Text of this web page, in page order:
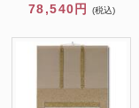
78,540円
(税込)